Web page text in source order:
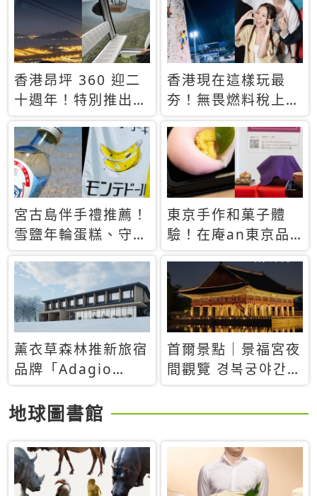
休才去圓夢 (附8.5
萬次下載峇里島地
圖)😍
支援中文
香港昂坪 360 迎二
十週年！特別推出
「夜間纜車」，輕旅
行帶你搶先揭秘台灣
專屬禮遇
香港現在這樣玩最
夯！無畏燃料稅上
漲，現在買自由行只
要8888元起
宮古島伴手禮推薦！
雪鹽年輪蛋糕、守護
君餅乾，10款必買
清單
東京手作和菓子體
驗！在庵an東京品
味本格派日本茶道
薰衣草森林推新旅宿
品牌「Adagio
Retreat」！首間選
址北海道8月開幕
首爾景點｜景福宮夜
間觀覽 경복궁야간관
람：2026年開放時
間、購票方式、實訪
與夜晚截然不同的宮
殿魅力
地球圖書館